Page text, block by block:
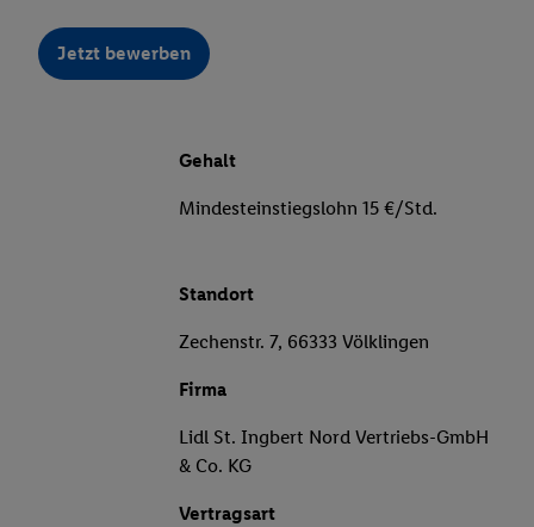
Jetzt bewerben
Gehalt
Mindesteinstiegslohn 15 €/Std.
Standort
Zechenstr. 7, 66333 Völklingen
Firma
Lidl St. Ingbert Nord Vertriebs-GmbH
& Co. KG
Vertragsart